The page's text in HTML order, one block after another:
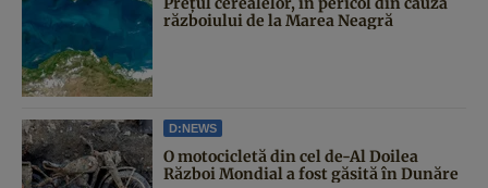
războiului de la Marea Neagră
D:NEWS
O motocicletă din cel de-Al Doilea
Război Mondial a fost găsită în Dunăre